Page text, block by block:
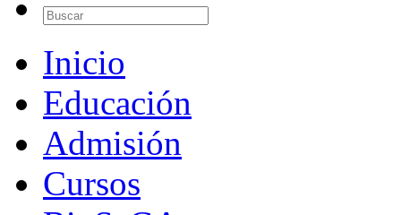
Inicio
Educación
Admisión
Cursos